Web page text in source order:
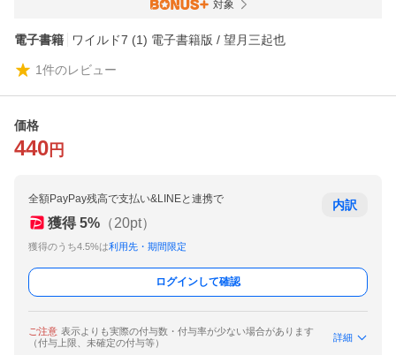
対象
電子書籍 ワイルド7 (1) 電子書籍版 / 望月三起也
1件のレビュー
価格
440 円
全額PayPay残高で支払い&LINEと連携で
獲得 5% （20pt）
獲得のうち4.5%は利用先・期間限定
内訳
ログインして確認
ご注意 表示よりも実際の付与数・付与率が少ない場合があります
（付与上限、未確定の付与等）
詳細